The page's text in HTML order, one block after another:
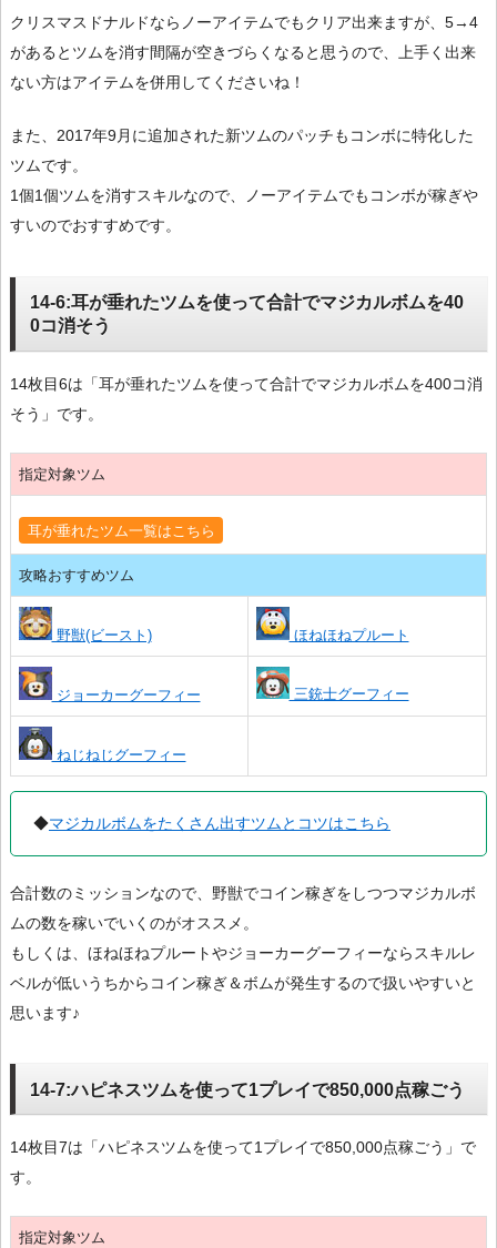
クリスマスドナルドならノーアイテムでもクリア出来ますが、5→4
があるとツムを消す間隔が空きづらくなると思うので、上手く出来
ない方はアイテムを併用してくださいね！
また、2017年9月に追加された新ツムのパッチもコンボに特化した
ツムです。
1個1個ツムを消すスキルなので、ノーアイテムでもコンボが稼ぎや
すいのでおすすめです。
14-6:耳が垂れたツムを使って合計でマジカルボムを40
0コ消そう
14枚目6は「耳が垂れたツムを使って合計でマジカルボムを400コ消
そう」です。
指定対象ツム
耳が垂れたツム一覧はこちら
攻略おすすめツム
野獣(ビースト) ほねほねプルート
ジョーカーグーフィー 三銃士グーフィー
ねじねじグーフィー
◆マジカルボムをたくさん出すツムとコツはこちら
合計数のミッションなので、野獣でコイン稼ぎをしつつマジカルボ
ムの数を稼いでいくのがオススメ。
もしくは、ほねほねプルートやジョーカーグーフィーならスキルレ
ベルが低いうちからコイン稼ぎ＆ボムが発生するので扱いやすいと
思います♪
14-7:ハピネスツムを使って1プレイで850,000点稼ごう
14枚目7は「ハピネスツムを使って1プレイで850,000点稼ごう」で
す。
指定対象ツム